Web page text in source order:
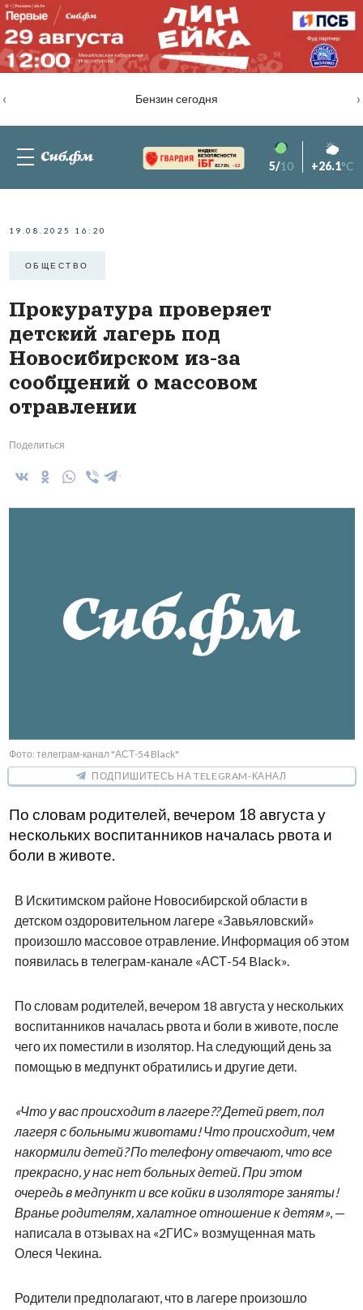
Бензин сегодня
‹ ›
82.76% -1.2 5/10 +26.1°C
19.08.2025 16:20
ОБЩЕСТВО
Прокуратура проверяет
детский лагерь под
Новосибирском из-за
сообщений о массовом
отравлении
Поделиться
Фото: телеграм-канал "АСТ-54 Black"
ПОДПИШИТЕСЬ НА TELEGRAM-КАНАЛ
По словам родителей, вечером 18 августа у
нескольких воспитанников началась рвота и
боли в животе.
В Искитимском районе Новосибирской области в
детском оздоровительном лагере «Завьяловский»
произошло массовое отравление. Информация об этом
появилась в телеграм-канале «АСТ-54 Black».
По словам родителей, вечером 18 августа у нескольких
воспитанников началась рвота и боли в животе, после
чего их поместили в изолятор. На следующий день за
помощью в медпункт обратились и другие дети.
«Что у вас происходит в лагере?? Детей рвет, пол
лагеря с больными животами! Что происходит, чем
накормили детей? По телефону отвечают, что все
прекрасно, у нас нет больных детей. При этом
очередь в медпункт и все койки в изоляторе заняты!
Вранье родителям, халатное отношение к детям», —
написала в отзывах на «2ГИС» возмущенная мать
Олеся Чекина.
Родители предполагают, что в лагере произошло